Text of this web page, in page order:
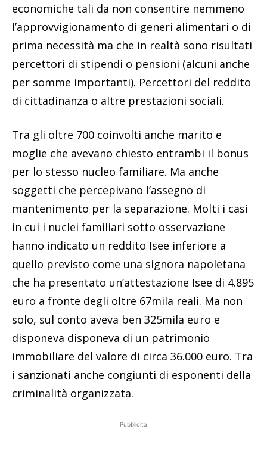
economiche tali da non consentire nemmeno
l’approvvigionamento di generi alimentari o di
prima necessità ma che in realtà sono risultati
percettori di stipendi o pensioni (alcuni anche
per somme importanti). Percettori del reddito
di cittadinanza o altre prestazioni sociali.
Tra gli oltre 700 coinvolti anche marito e
moglie che avevano chiesto entrambi il bonus
per lo stesso nucleo familiare. Ma anche
soggetti che percepivano l’assegno di
mantenimento per la separazione. Molti i casi
in cui i nuclei familiari sotto osservazione
hanno indicato un reddito Isee inferiore a
quello previsto come una signora napoletana
che ha presentato un’attestazione Isee di 4.895
euro a fronte degli oltre 67mila reali. Ma non
solo, sul conto aveva ben 325mila euro e
disponeva disponeva di un patrimonio
immobiliare del valore di circa 36.000 euro. Tra
i sanzionati anche congiunti di esponenti della
criminalità organizzata.
Pubblicità